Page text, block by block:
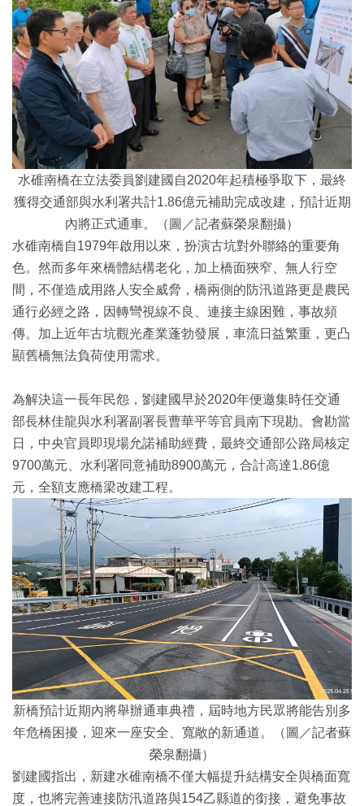
水碓南橋在立法委員劉建國自2020年起積極爭取下，最終
獲得交通部與水利署共計1.86億元補助完成改建，預計近期
內將正式通車。（圖／記者蘇榮泉翻攝）
水碓南橋自1979年啟用以來，扮演古坑對外聯絡的重要角
色。然而多年來橋體結構老化，加上橋面狹窄、無人行空
間，不僅造成用路人安全威脅，橋兩側的防汛道路更是農民
通行必經之路，因轉彎視線不良、連接主線困難，事故頻
傳。加上近年古坑觀光產業蓬勃發展，車流日益繁重，更凸
顯舊橋無法負荷使用需求。
為解決這一長年民怨，劉建國早於2020年便邀集時任交通
部長林佳龍與水利署副署長曹華平等官員南下現勘。會勘當
日，中央官員即現場允諾補助經費，最終交通部公路局核定
9700萬元、水利署同意補助8900萬元，合計高達1.86億
元，全額支應橋梁改建工程。
新橋預計近期內將舉辦通車典禮，屆時地方民眾將能告別多
年危橋困擾，迎來一座安全、寬敞的新通道。（圖／記者蘇
榮泉翻攝）
劉建國指出，新建水碓南橋不僅大幅提升結構安全與橋面寬
度，也將完善連接防汛道路與154乙縣道的銜接，避免事故